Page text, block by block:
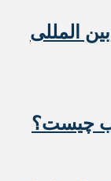
مرز بین المللی
چیست؟